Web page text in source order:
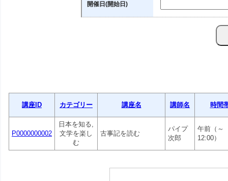
開催日(開始日)
講座ID カテゴリー 講座名 講師名 時間
P0000000002
日本を知る,
文学を楽し
む
古事記を読む
パイプ
次郎
午前（～
12:00）